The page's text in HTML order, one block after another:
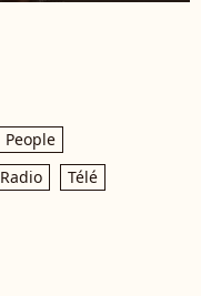
People
Radio Télé